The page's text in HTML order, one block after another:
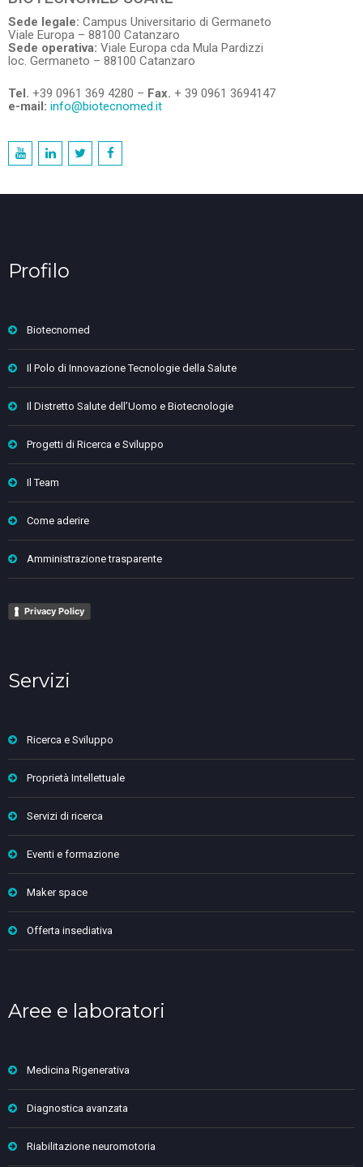
Sede legale: Campus Universitario di Germaneto
Viale Europa – 88100 Catanzaro
Sede operativa: Viale Europa cda Mula Pardizzi
loc. Germaneto – 88100 Catanzaro
Tel. +39 0961 369 4280 – Fax. + 39 0961 3694147
e-mail: info@biotecnomed.it
Profilo
Biotecnomed
Il Polo di Innovazione Tecnologie della Salute
Il Distretto Salute dell’Uomo e Biotecnologie
Progetti di Ricerca e Sviluppo
Il Team
Come aderire
Amministrazione trasparente
Privacy Policy
Servizi
Ricerca e Sviluppo
Proprietà Intellettuale
Servizi di ricerca
Eventi e formazione
Maker space
Offerta insediativa
Aree e laboratori
Medicina Rigenerativa
Diagnostica avanzata
Riabilitazione neuromotoria